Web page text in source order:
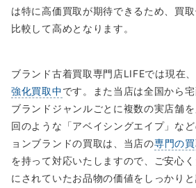
は特に高価買取が期待できるため、買
比較して高めとなります。
ブランド古着買取専門店LIFEでは現在、
強化買取中です。また当店は全国から
ブランドジャンルごとに複数の実店舗
回のような「アベイシングエイプ」な
ョンブランドの買取は、当店の専門の
を持って対応いたしますので、ご安心
にされていたお品物の価値をしっかり